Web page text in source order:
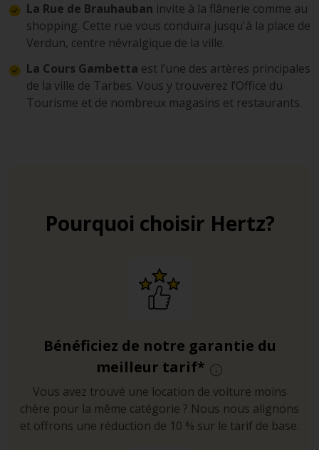
La Rue de Brauhauban invite à la flânerie comme au
shopping. Cette rue vous conduira jusqu'à la place de
Verdun, centre névralgique de la ville.
La Cours Gambetta est l’une des artères principales
de la ville de Tarbes. Vous y trouverez l’Office du
Tourisme et de nombreux magasins et restaurants.
Pourquoi choisir Hertz?
Bénéficiez de notre garantie du
meilleur tarif*
Vous avez trouvé une location de voiture moins
chère pour la même catégorie ? Nous nous alignons
et offrons une réduction de 10 % sur le tarif de base.